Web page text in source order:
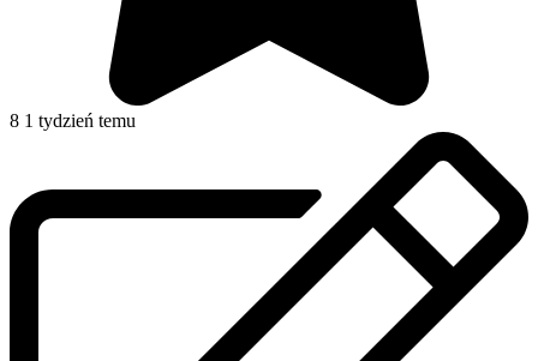
8 1 tydzień temu